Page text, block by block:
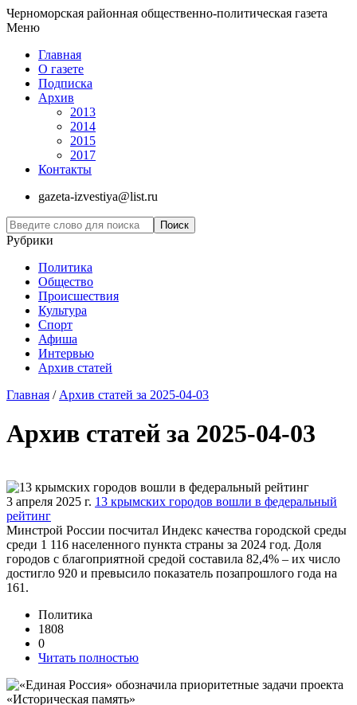
Черноморская районная общественно-политическая газета
Меню
Главная
О газете
Подписка
Архив
2013
2014
2015
2017
Контакты
gazeta-izvestiya@list.ru
Рубрики
Политика
Общество
Проиcшествия
Культура
Спорт
Афиша
Интервью
Архив статей
Главная / Архив статей за 2025-04-03
Архив статей за 2025-04-03
3 апреля 2025 г. 13 крымских городов вошли в федеральный
рейтинг
Минстрой России посчитал Индекс качества городской среды
среди 1 116 населенного пункта страны за 2024 год. Доля
городов с благоприятной средой составила 82,4% – их число
достигло 920 и превысило показатель позапрошлого года на
161.
Политика
1808
0
Читать полностью